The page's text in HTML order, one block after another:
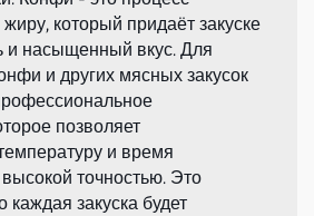
который придаёт закуске
и насыщенный вкус. Для
и других мясных закусок
позволяет
и время
точностью. Это
каждая закуска будет